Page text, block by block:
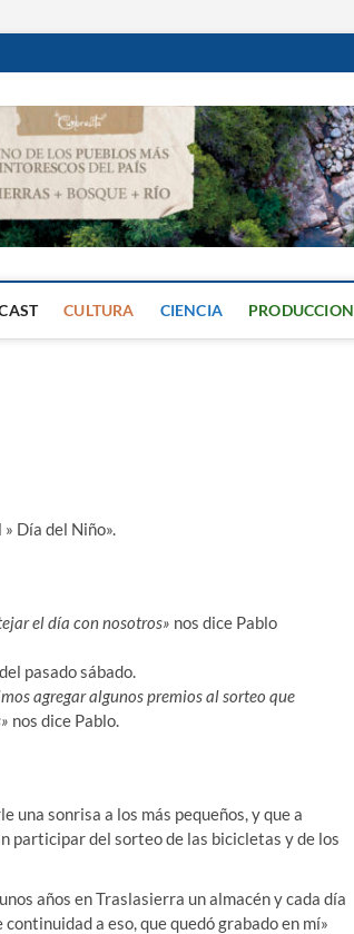
Digital
VALLE DE CALAMUCHITA
CULTURA CIENCIA PRODUCCION
Día del Niño».
el día con nosotros» nos dice Pablo
pasado sábado.
agregar algunos premios al sorteo que
nos dice Pablo.
una sonrisa a los más pequeños, y que a
participar del sorteo de las bicicletas y de los
años en Traslasierra un almacén y cada día
a eso, que quedó grabado en mí»